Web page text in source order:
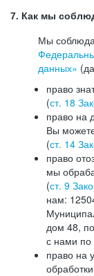
7. Как мы
Мы
данных»
право
(ст. 18
право на
Вы
(ст. 14
право
мы
(ст. 9
нам:
дом 48,
с нами по
право на